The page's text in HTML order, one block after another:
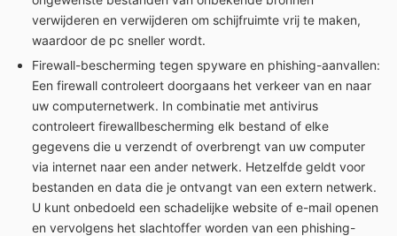
verwijderen en verwijderen om schijfruimte vrij te maken,
waardoor de pc sneller wordt.
Firewall-bescherming tegen spyware en phishing-aanvallen:
Een firewall controleert doorgaans het verkeer van en naar
uw computernetwerk. In combinatie met antivirus
controleert firewallbescherming elk bestand of elke
gegevens die u verzendt of overbrengt van uw computer
via internet naar een ander netwerk. Hetzelfde geldt voor
bestanden en data die je ontvangt van een extern netwerk.
U kunt onbedoeld een schadelijke website of e-mail openen
en vervolgens het slachtoffer worden van een phishing-